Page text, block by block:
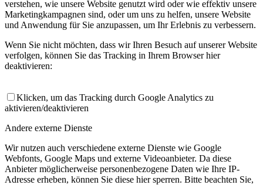
verstehen, wie unsere Website genutzt wird oder wie effektiv unsere
Marketingkampagnen sind, oder um uns zu helfen, unsere Website
und Anwendung für Sie anzupassen, um Ihr Erlebnis zu verbessern.
Wenn Sie nicht möchten, dass wir Ihren Besuch auf unserer Website
verfolgen, können Sie das Tracking in Ihrem Browser hier
deaktivieren:
Klicken, um das Tracking durch Google Analytics zu
aktivieren/deaktivieren
Andere externe Dienste
Wir nutzen auch verschiedene externe Dienste wie Google
Webfonts, Google Maps und externe Videoanbieter. Da diese
Anbieter möglicherweise personenbezogene Daten wie Ihre IP-
Adresse erheben, können Sie diese hier sperren. Bitte beachten Sie,